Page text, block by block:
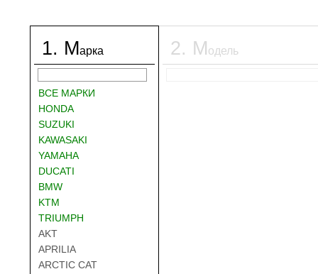
1. Марка
ВСЕ МАРКИ
HONDA
SUZUKI
KAWASAKI
YAMAHA
DUCATI
BMW
KTM
TRIUMPH
AKT
APRILIA
ARCTIC CAT
2. Модель